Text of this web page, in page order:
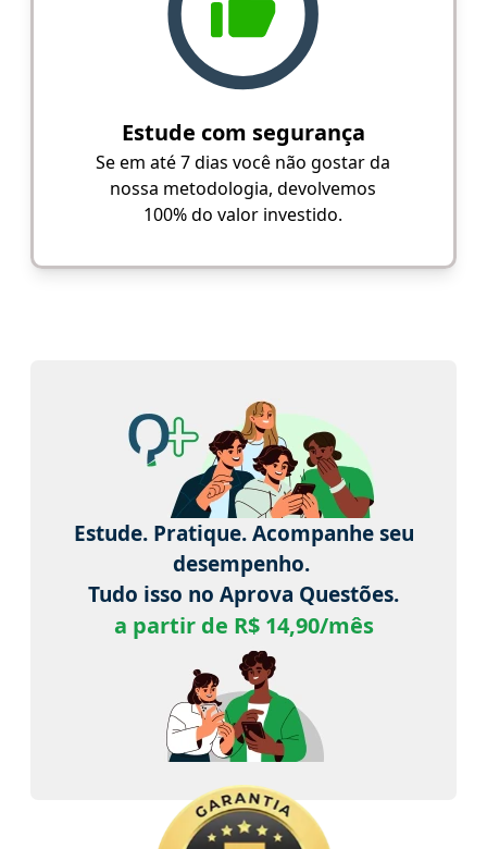
Estude com segurança
Se em até 7 dias você não gostar da
nossa metodologia, devolvemos
100% do valor investido.
Estude. Pratique. Acompanhe seu
desempenho.
Tudo isso no Aprova Questões.
a partir de R$ 14,90/mês